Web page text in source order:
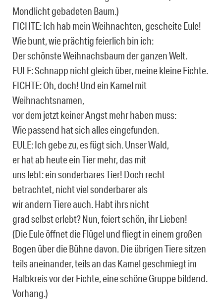
Mondlicht gebadeten Baum.)
FICHTE: Ich hab mein Weihnachten, gescheite Eule!
Wie bunt, wie prächtig feierlich bin ich:
Der schönste Weihnachsbaum der ganzen Welt.
EULE: Schnapp nicht gleich über, meine kleine Fichte.
FICHTE: Oh, doch! Und ein Kamel mit
Weihnachtsnamen,
vor dem jetzt keiner Angst mehr haben muss:
Wie passend hat sich alles eingefunden.
EULE: Ich gebe zu, es fügt sich. Unser Wald,
er hat ab heute ein Tier mehr, das mit
uns lebt: ein sonderbares Tier! Doch recht
betrachtet, nicht viel sonderbarer als
wir andern Tiere auch. Habt ihrs nicht
grad selbst erlebt? Nun, feiert schön, ihr Lieben!
(Die Eule öffnet die Flügel und fliegt in einem großen
Bogen über die Bühne davon. Die üb­rigen Tiere sitzen
teils aneinander, teils an das Kamel geschmiegt im
Halbkreis vor der Fich­te, eine schöne Gruppe bildend.
Vorhang.)